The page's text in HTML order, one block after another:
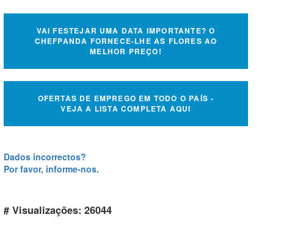
VAI FESTEJAR UMA DATA IMPORTANTE? O
CHEFPANDA FORNECE-LHE AS FLORES AO
MELHOR PREÇO!
OFERTAS DE EMPREGO EM TODO O PAÍS -
VEJA A LISTA COMPLETA AQUI
Dados incorrectos?
Por favor, informe-nos.
# Visualizações: 26044